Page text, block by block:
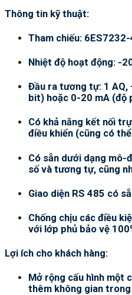
Thông tin kỹ thuật:
Tham chiếu:
Nhiệt độ hoạt động: -
Đầu ra tương tự: 1 AQ,
bit) hoặc 0-20 mA (độ
Có khả năng kết nối
điều khiển (cũng có
Có sẵn dưới dạng mô-
số và tương tự, cũng
Giao diện RS 485 có
Chống chịu các điều
với lớp phủ bảo vệ
Lợi ích cho khách hàng:
Mở rộng cấu hình một
thêm không gian